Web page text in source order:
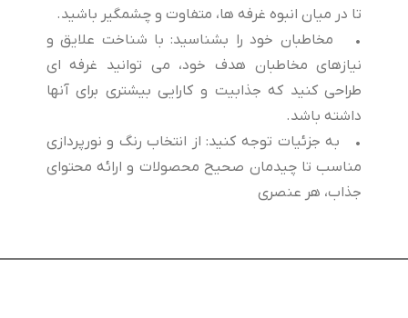
تا در میان انبوه غرفه ها، متفاوت و چشمگیر باشید.
• مخاطبان خود را بشناسید: با شناخت علایق و
نیازهای مخاطبان هدف خود، می توانید غرفه ای
طراحی کنید که جذابیت و کارایی بیشتری برای آنها
داشته باشد.
• به جزئیات توجه کنید: از انتخاب رنگ و نورپردازی
مناسب تا چیدمان صحیح محصولات و ارائه محتوای
جذاب، هر عنصری